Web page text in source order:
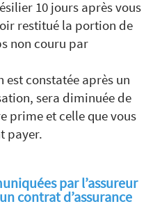
10 jours après vous
restitué la portion de
non couru par
est constatée après un
sera diminuée de
prime et celle que vous
payer.
par l’assureur
contrat d’assurance